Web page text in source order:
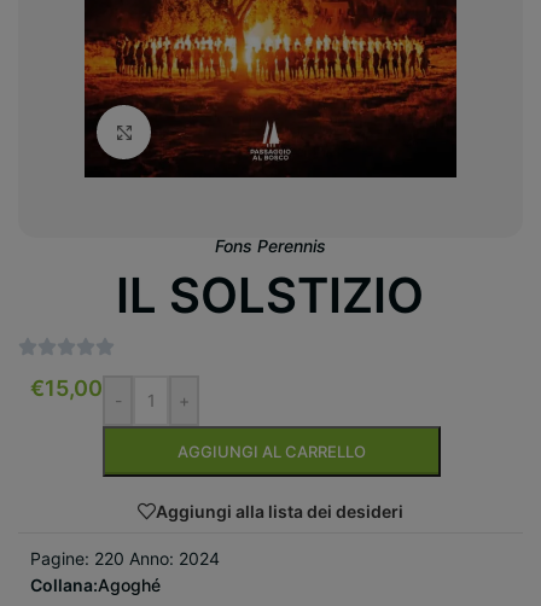
Clicca per ingrandire
Fons Perennis
IL SOLSTIZIO
€15,00 - +
AGGIUNGI AL CARRELLO
Aggiungi alla lista dei desideri
Pagine: 220 Anno: 2024
Collana:Agoghé